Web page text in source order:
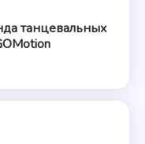
танцевальных